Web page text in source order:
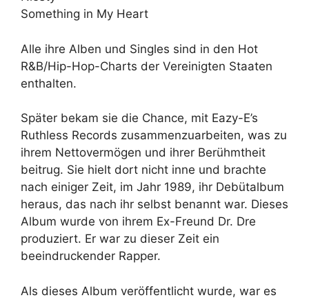
Something in My Heart
Alle ihre Alben und Singles sind in den Hot
R&B/Hip-Hop-Charts der Vereinigten Staaten
enthalten.
Später bekam sie die Chance, mit Eazy-E’s
Ruthless Records zusammenzuarbeiten, was zu
ihrem Nettovermögen und ihrer Berühmtheit
beitrug. Sie hielt dort nicht inne und brachte
nach einiger Zeit, im Jahr 1989, ihr Debütalbum
heraus, das nach ihr selbst benannt war. Dieses
Album wurde von ihrem Ex-Freund Dr. Dre
produziert. Er war zu dieser Zeit ein
beeindruckender Rapper.
Als dieses Album veröffentlicht wurde, war es